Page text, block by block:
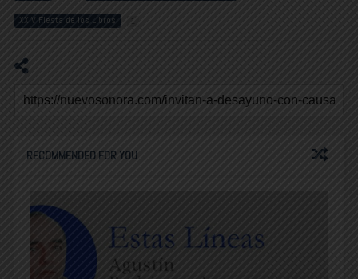
XXIV Fiesta de los Libros 1
RECOMMENDED FOR YOU